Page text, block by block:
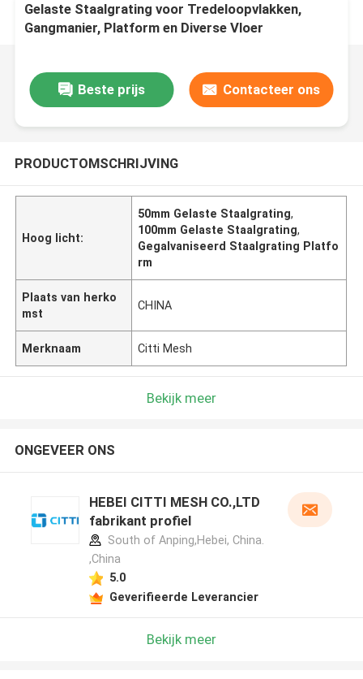
Gelaste Staalgrating voor Tredeloopvlakken,
Gangmanier, Platform en Diverse Vloer
Beste prijs Contacteer ons
PRODUCTOMSCHRIJVING
Hoog licht:
50mm Gelaste Staalgrating,
100mm Gelaste Staalgrating,
Gegalvaniseerd Staalgrating Platfo
rm
Plaats van herko
mst
CHINA
Merknaam Citti Mesh
Bekijk meer
ONGEVEER ONS
HEBEI CITTI MESH CO.,LTD
fabrikant profiel
South of Anping,Hebei, China.
,China
5.0
Geverifieerde Leverancier
Bekijk meer